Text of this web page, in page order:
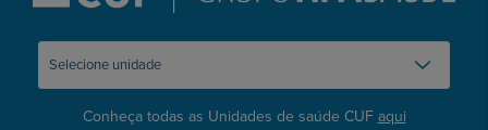
Conheça todas as Unidades de saúde CUF aqui